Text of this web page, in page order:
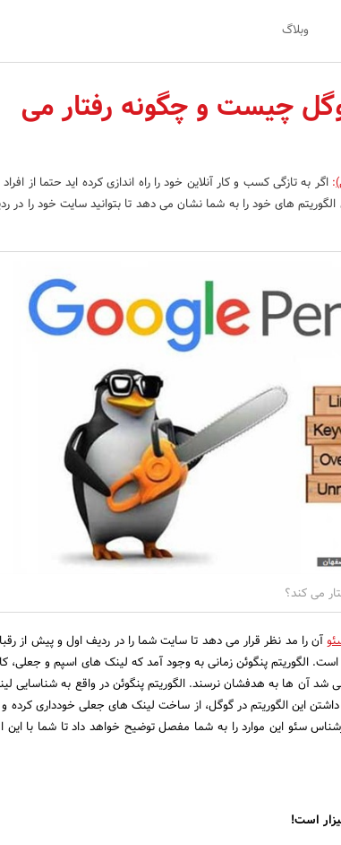
وبلاگ
چیست و چگونه رفتار می
:اگر به تازگی کسب و کار آنلاین خود را راه اندازی کرده اید حتما از افراد
های خود را به شما نشان می دهد تا بتوانید سایت خود را در
می کند؟
آن را مد نظر قرار می دهد تا سایت شما را در ردیف اول و پیش از
الگوریتم پنگوئن زمانی به وجود آمد که لینک های اسپم و جعلی،
آن ها به هدفشان نرسند. الگوریتم پنگوئن در واقع به شناسایی
این الگوریتم در گوگل، از ساخت لینک های جعلی خودداری کرده و
سئو این موارد را به شما مفصل توضیح خواهد داد تا شما با این
است!